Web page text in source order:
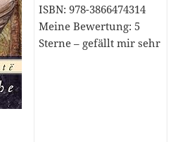
ISBN: 978-3866474314
Meine Bewertung: 5
Sterne – gefällt mir sehr